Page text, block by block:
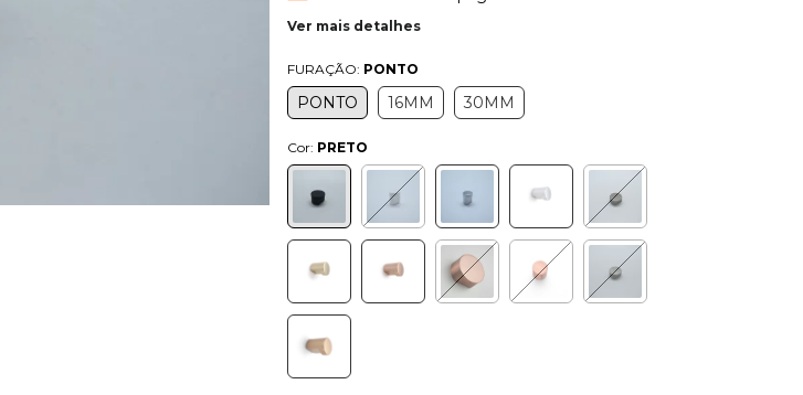
Ver mais detalhes
FURAÇÃO: PONTO
PONTO 16MM 30MM
Cor: PRETO